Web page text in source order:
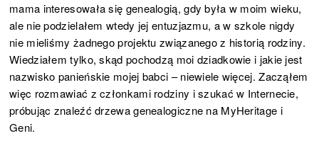
mama interesowała się genealogią, gdy była w moim wieku,
ale nie podzielałem wtedy jej entuzjazmu, a w szkole nigdy
nie mieliśmy żadnego projektu związanego z historią rodziny.
Wiedziałem tylko, skąd pochodzą moi dziadkowie i jakie jest
nazwisko panieńskie mojej babci – niewiele więcej. Zacząłem
więc rozmawiać z członkami rodziny i szukać w Internecie,
próbując znaleźć drzewa genealogiczne na MyHeritage i
Geni.